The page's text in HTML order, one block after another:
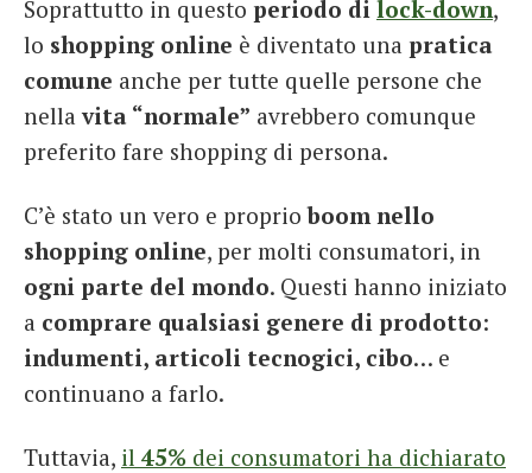
Soprattutto in questo periodo di lock-down,
lo shopping online è diventato una pratica
comune anche per tutte quelle persone che
nellavita “normale” avrebbero comunque
preferito fare shopping di persona.
C’è stato un vero e proprioboom nello
shopping online, per molti consumatori, in
ogni parte del mondo. Questi hanno iniziato
a comprare qualsiasi genere di prodotto:
indumenti, articoli tecnogici, cibo… e
continuano a farlo.
Tuttavia, il 45% dei consumatori ha dichiarato